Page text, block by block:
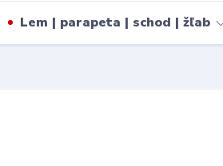
Lem | parapeta | schod | žľab